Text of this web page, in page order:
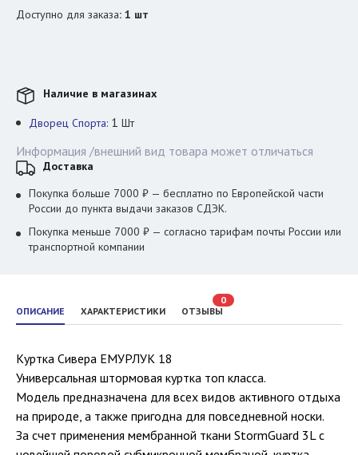
Доступно для заказа: 1 шт
ОПИСАНИЕ ХАРАКТЕРИСТИКИ ОТЗЫВЫ
0
Куртка Сивера ЕМУРЛУК 18
Универсальная штормовая куртка топ класса.
Модель предназначена для всех видов активного отдыха
на природе, а также пригодна для повседневной носки.
За счет применения мембранной ткани StormGuard 3L с
Наличие в магазинах
Дворец Спорта: 1 Шт
Информация /внешний вид товара может отличаться
Доставка
Покупка больше 7000 ₽ — бесплатно по Европейской части
России до пункта выдачи заказов СДЭК.
Покупка меньше 7000 ₽ — согласно тарифам почты России или
транспортной компании